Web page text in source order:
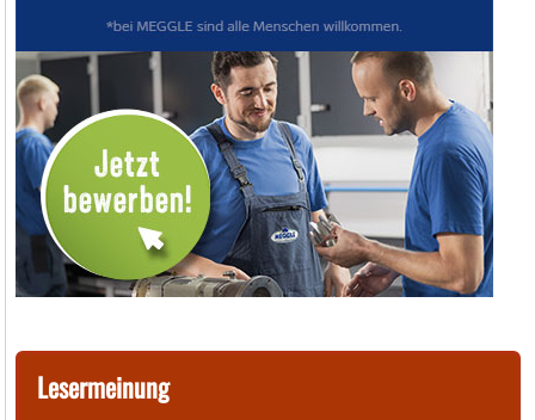
Lesermeinung